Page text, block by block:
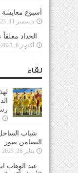
أسبوع
ديسمبر 11, 2023
الحداد
أكتوبر 6, 2021
لقاء
شباب
التضامن صور
يناير 26, 2025
عبد الوهاب